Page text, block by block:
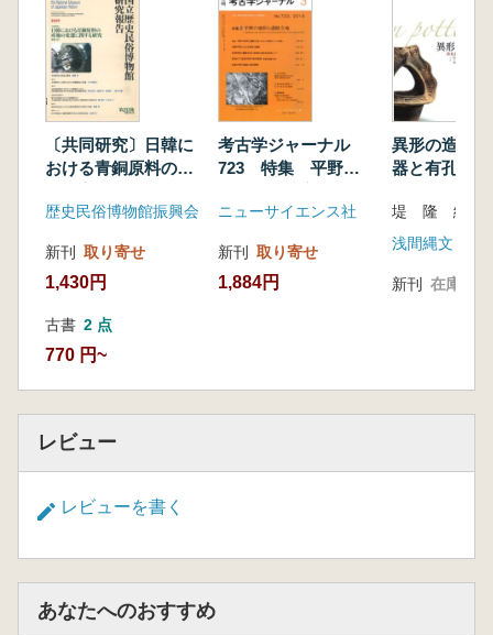
〔共同研究〕日韓に
おける青銅原料の産
究
歴史民俗博物館振興会
新刊 取り寄せ
1,430円
古書 2 点
770 円~
考古学ジャーナル
723 特集 平野の
ニューサイエンス社
新刊 取り寄せ
1,884円
異形の造形
器と有孔鍔
堤 隆 編
浅間縄文ミュ
新刊 在庫なし
レビュー
レビューを書く
あなたへのおすすめ